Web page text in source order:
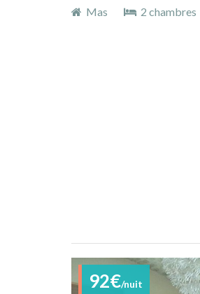
Mas
2 chambres
92€/nuit